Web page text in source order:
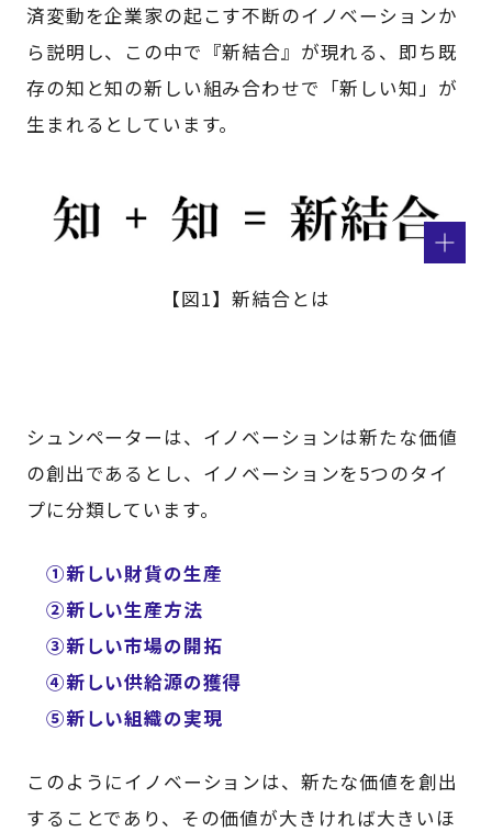
済変動を企業家の起こす不断のイノベーションか
ら説明し、この中で『新結合』が現れる、即ち既
存の知と知の新しい組み合わせで「新しい知」が
生まれるとしています。
【図1】新結合とは
シュンペーターは、イノベーションは新たな価値
の創出であるとし、イノベーションを5つのタイ
プに分類しています。
①新しい財貨の生産
②新しい生産方法
③新しい市場の開拓
④新しい供給源の獲得
⑤新しい組織の実現
このようにイノベーションは、新たな価値を創出
することであり、その価値が大きければ大きいほ